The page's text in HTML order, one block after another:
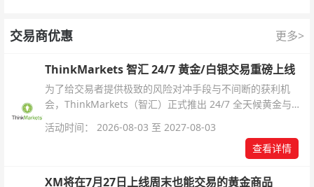
交易商优惠 更多>
ThinkMarkets 智汇 24/7 黄金/白银交易重磅上线
为了给交易者提供极致的风险对冲手段与不间断的获利机
会，ThinkMarkets（智汇）正式推出 24/7 全天候黄金与白
杆配置、支持软件及交易细则。
活动时间： 2026-08-03 至 2027-08-03
查看详情
XM将在7月27日上线周末也能交易的黄金商品